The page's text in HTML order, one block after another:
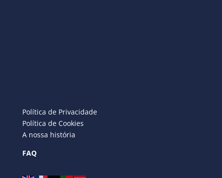
Política de Privacidade
Política de Cookies
A nossa história
FAQ